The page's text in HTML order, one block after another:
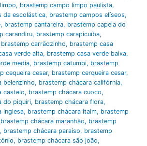
, brastemp campo limpo paulista,
da escolástica, brastemp campos elíseos,
, brastemp cantareira, brastemp capela do
carandiru, brastemp carapicuíba,
brastemp carrãozinho, brastemp casa
verde alta, brastemp casa verde baixa,
media, brastemp catumbi, brastemp
cequeira cesar, brastemp cerqueira cesar,
belenzinho, brastemp chácara califórnia,
castelo, brastemp chácara cuoco,
do piquiri, brastemp chácara flora,
inglesa, brastemp chácara itaim, brastemp
brastemp chácara maranhão, brastemp
, brastemp chácara paraíso, brastemp
, brastemp chácara são joão,